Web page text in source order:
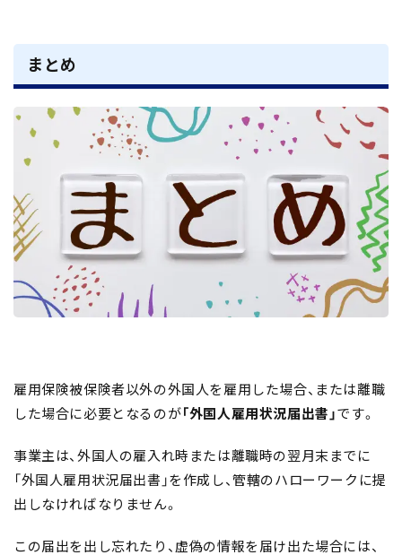
まとめ
雇用保険被保険者以外の外国人を雇用した場合、または離職
した場合に必要となるのが「外国人雇用状況届出書」です。
事業主は、外国人の雇入れ時または離職時の翌月末までに
「外国人雇用状況届出書」を作成し、管轄のハローワークに提
出しなければなりません。
この届出を出し忘れたり、虚偽の情報を届け出た場合には、